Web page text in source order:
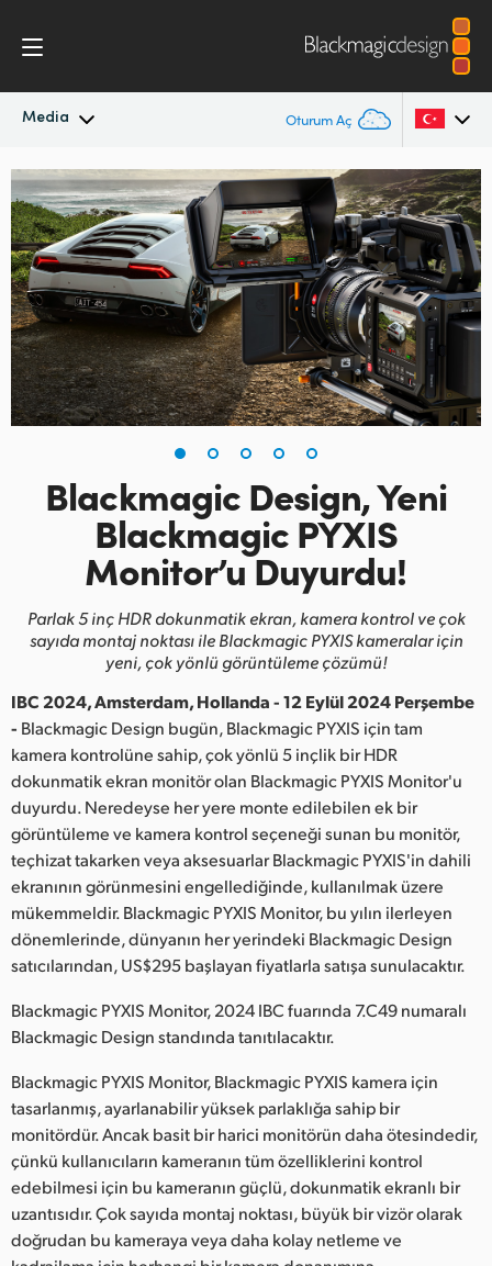
Media Oturum Aç
En Son Haberler
Haber Arşivi
Basın Resimleri
Argentina
Australia
Austria
Canada
China
Finland
France
Hong Kong SAR, China
India
Italy
Korea
Mexico
Malaysia
New Zealand
Norway
Poland
Portugal
Singapore
Blackmagic Design,Yeni
Blackmagic PYXIS
Monitor’u Duyurdu!
Parlak 5 inç HDR dokunmatik ekran, kamera kontrol ve çok
sayıda montajnoktası ile Blackmagic PYXIS kameralar için
yeni, çok yönlü görüntüleme çözümü!
IBC 2024, Amsterdam, Hollanda - 12 Eylül 2024 Perşembe
- Blackmagic Design bugün, Blackmagic PYXIS için tam
kamera kontrolüne sahip, çok yönlü 5 inçlik bir HDR
dokunmatik ekran monitör olan Blackmagic PYXIS Monitor'u
duyurdu. Neredeyse her yere monte edilebilen ek bir
görüntüleme ve kamera kontrol seçeneği sunan bu monitör,
teçhizat takarken veya aksesuarlar Blackmagic PYXIS'in dahili
ekranının görünmesini engellediğinde, kullanılmak üzere
mükemmeldir. Blackmagic PYXIS Monitor, bu yılın ilerleyen
dönemlerinde, dünyanın her yerindeki Blackmagic Design
satıcılarından, US$295 başlayan fiyatlarla satışa sunulacaktır.
Blackmagic PYXIS Monitor, 2024 IBC fuarında 7.C49 numaralı
Blackmagic Design standında tanıtılacaktır.
Blackmagic PYXIS Monitor, Blackmagic PYXIS kamera için
tasarlanmış, ayarlanabilir yüksek parlaklığa sahip bir
monitördür. Ancak basit bir harici monitörün daha ötesindedir,
çünkü kullanıcıların kameranın tüm özelliklerini kontrol
edebilmesi için bu kameranın güçlü, dokunmatik ekranlı bir
uzantısıdır. Çok sayıda montaj noktası, büyük bir vizör olarak
doğrudan bu kameraya veya daha kolay netleme ve